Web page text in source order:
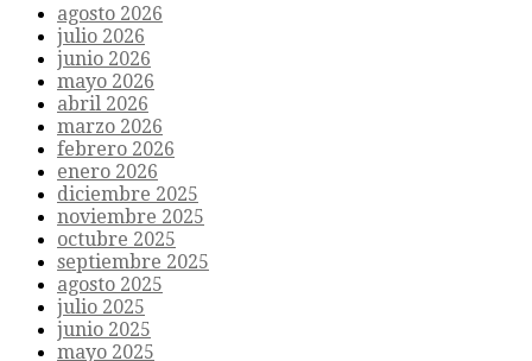
agosto 2026
julio 2026
junio 2026
mayo 2026
abril 2026
marzo 2026
febrero 2026
enero 2026
diciembre 2025
noviembre 2025
octubre 2025
septiembre 2025
agosto 2025
julio 2025
junio 2025
mayo 2025